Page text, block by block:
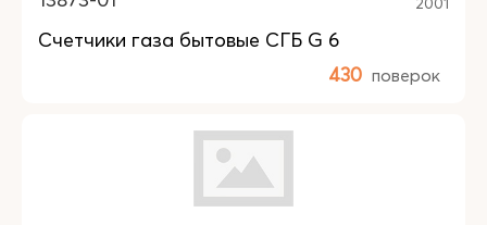
Счетчики газа бытовые СГБ G 6
430 поверок